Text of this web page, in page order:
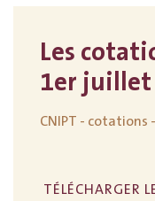
Les
1er juillet
CNIPT - cotations
TÉLÉCHARGER